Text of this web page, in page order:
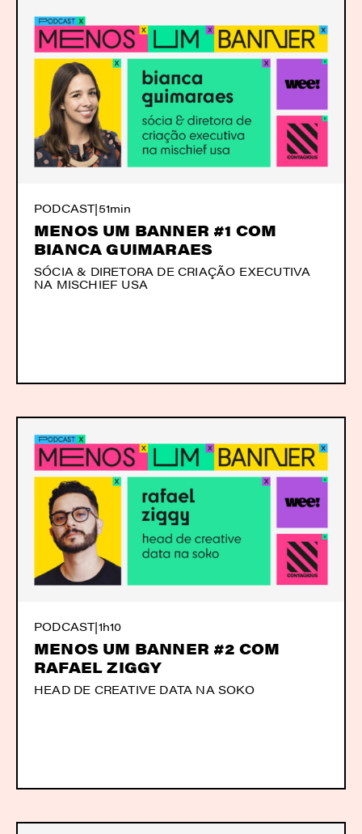
PODCAST|51min
MENOS UM BANNER #1 COM
BIANCA GUIMARAES
SÓCIA & DIRETORA DE CRIAÇÃO EXECUTIVA
NA MISCHIEF USA
PODCAST|1h10
MENOS UM BANNER #2 COM
RAFAEL ZIGGY
HEAD DE CREATIVE DATA NA SOKO